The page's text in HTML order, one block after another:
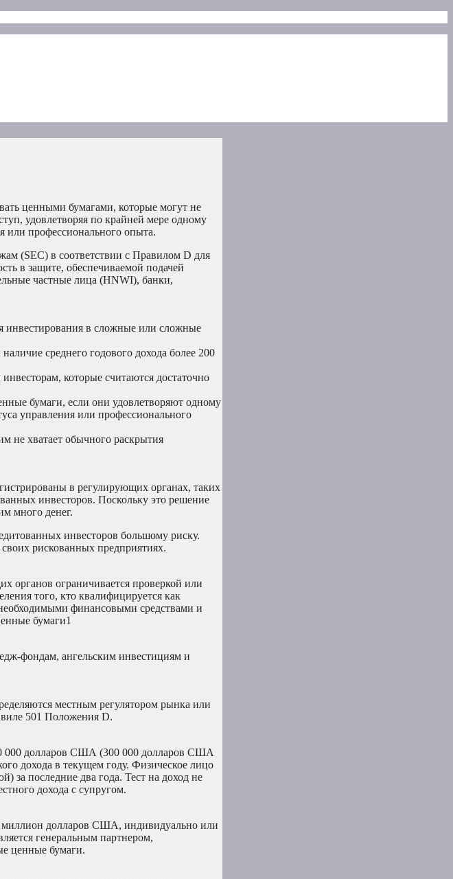
ценными бумагами, которые могут не
удовлетворяя по крайней мере одному
или профессионального опыта.
(SEC) в соответствии с Правилом D для
в защите, обеспечиваемой подачей
частные лица (HNWI), банки,
инвестирования в сложные или сложные
среднего годового дохода более 200
которые считаются достаточно
бумаги, если они удовлетворяют одному
управления или профессионального
не хватает обычного раскрытия
в регулирующих органах, таких
инвесторов. Поскольку это решение
много денег.
инвесторов большому риску.
рискованных предприятиях.
органов ограничивается проверкой или
того, кто квалифицируется как
финансовыми средствами и
бумаги1
фондам, ангельским инвестициям и
местным регулятором рынка или
501 Положения D.
000 долларов США (300 000 долларов США
дохода в текущем году. Физическое лицо
за последние два года. Тест на доход не
дохода с супругом.
миллион долларов США, индивидуально или
генеральным партнером,
ценные бумаги.